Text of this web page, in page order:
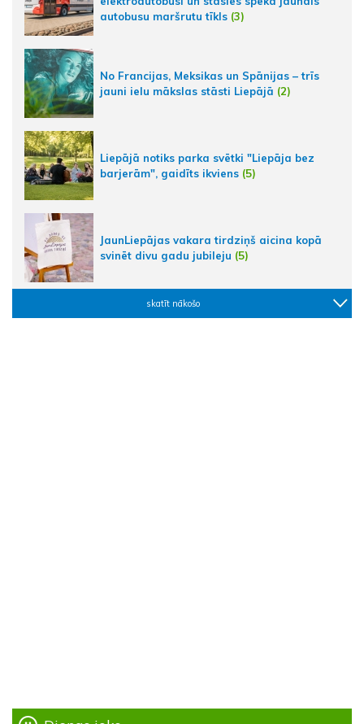
autobusu maršrutu tīkls (3)
No Francijas, Meksikas un Spānijas – trīs
jauni ielu mākslas stāsti Liepājā (2)
Liepājā notiks parka svētki "Liepāja bez
barjerām", gaidīts ikviens (5)
JaunLiepājas vakara tirdziņš aicina kopā
svinēt divu gadu jubileju (5)
skatīt nākošo